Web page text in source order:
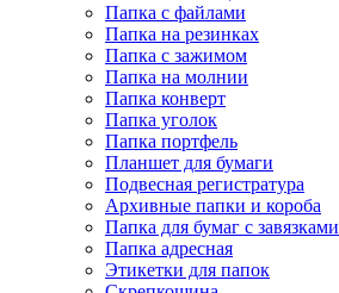
Папка с файлами
Папка на резинках
Папка с зажимом
Папка на молнии
Папка конверт
Папка уголок
Папка портфель
Планшет для бумаги
Подвесная регистратура
Архивные папки и короба
Папка для бумаг с завязками
Папка адресная
Этикетки для папок